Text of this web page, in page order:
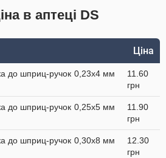
в аптеці DS
Ціна
до шприц-ручок 0,23х4 мм
11.60
грн
до шприц-ручок 0,25х5 мм
11.90
грн
до шприц-ручок 0,30х8 мм
12.30
грн